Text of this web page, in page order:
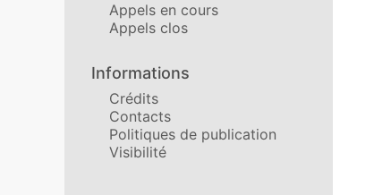
Appels en cours
Appels clos
Informations
Crédits
Contacts
Politiques de publication
Visibilité